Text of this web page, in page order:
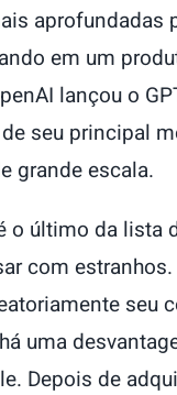
aprofundadas
em um
lançou o
seu principal
grande escala.
o último da lista
com
seu
uma
Depois de